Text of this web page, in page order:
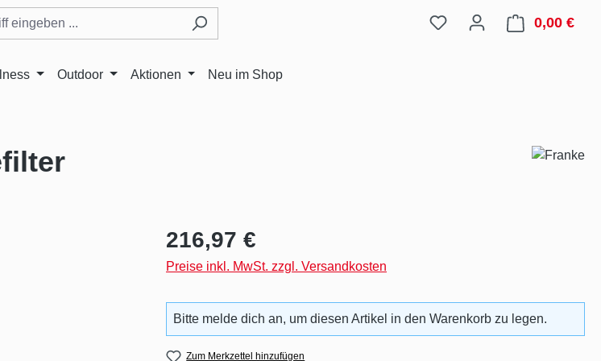
0,00 €
Outdoor Aktionen Neu im Shop
Regulärer Preis:
216,97 €
Preise inkl. MwSt. zzgl. Versandkosten
Bitte melde dich an, um diesen Artikel in den Warenkorb zu legen.
Zum Merkzettel hinzufügen